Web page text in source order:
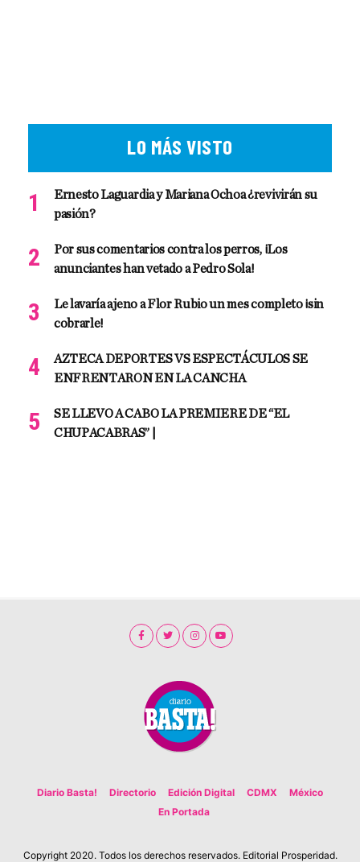
LO MÁS VISTO
Ernesto Laguardia y Mariana Ochoa ¿revivirán su
pasión?
Por sus comentarios contra los perros, ¡Los
anunciantes han vetado a Pedro Sola!
Le lavaría ajeno a Flor Rubio un mes completo ¡sin
cobrarle!
AZTECA DEPORTES VS ESPECTÁCULOS SE
ENFRENTARON EN LA CANCHA
SE LLEVO A CABO LA PREMIERE DE “EL
CHUPACABRAS” |
Diario Basta! Directorio Edición Digital CDMX
México
En Portada
Copyright 2020. Todos los derechos reservados. Editorial Prosperidad.